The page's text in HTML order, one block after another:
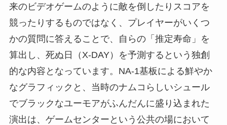
来のビデオゲームのように敵を倒したりスコアを
競ったりするものではなく、プレイヤーがいくつ
かの質問に答えることで、自らの「推定寿命」を
算出し、死ぬ日（X-DAY）を予測するという独創
的な内容となっています。NA-1基板による鮮やか
なグラフィックと、当時のナムコらしいシュール
でブラックなユーモアがふんだんに盛り込まれた
演出は、ゲームセンターという公共の場において